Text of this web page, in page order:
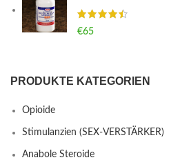
€65
PRODUKTE KATEGORIEN
Opioide
Stimulanzien (SEX-VERSTÄRKER)
Anabole Steroide